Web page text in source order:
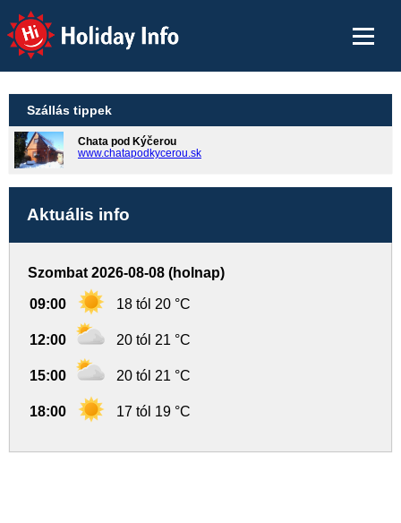
Holiday Info
Szállás tippek
Chata pod Kýčerou
www.chatapodkycerou.sk
Aktuális info
Szombat 2026-08-08 (holnap)
09:00 18 tól 20 °C
12:00 20 tól 21 °C
15:00 20 tól 21 °C
18:00 17 tól 19 °C